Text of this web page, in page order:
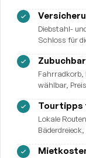
Diebstahl-
Schloss für
Fahrradkorb,
wählbar,
Tourtipps
Lokale
Bäderdreieck,